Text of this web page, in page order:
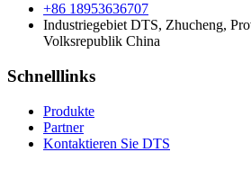
+86 18953636707
Industriegebiet DTS, Zhucheng,
Volksrepublik China
Schnelllinks
Produkte
Partner
Kontaktieren Sie DTS